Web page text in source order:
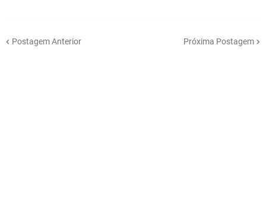
Postagem Anterior Próxima Postagem